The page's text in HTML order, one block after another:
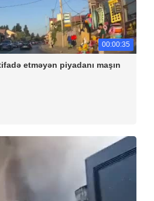
00:00:35
etməyən piyadanı maşın